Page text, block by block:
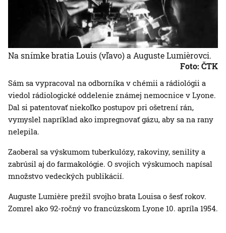
Na snímke bratia Louis (vľavo) a Auguste Lumièrovci.
Foto: ČTK
Sám sa vypracoval na odborníka v chémii a rádiológii a
viedol rádiologické oddelenie známej nemocnice v Lyone.
Dal si patentovať niekoľko postupov pri ošetrení rán,
vymyslel napríklad ako impregnovať gázu, aby sa na rany
nelepila.
Zaoberal sa výskumom tuberkulózy, rakoviny, senility a
zabrúsil aj do farmakológie. O svojich výskumoch napísal
množstvo vedeckých publikácií.
Auguste Lumière prežil svojho brata Louisa o šesť rokov.
Zomrel ako 92-ročný vo francúzskom Lyone 10. apríla 1954.